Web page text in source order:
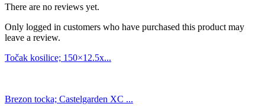
There are no reviews yet.
Only logged in customers who have purchased this product may
leave a review.
Točak kosilice; 150×12.5x...
Brezon tocka; Castelgarden XC ...